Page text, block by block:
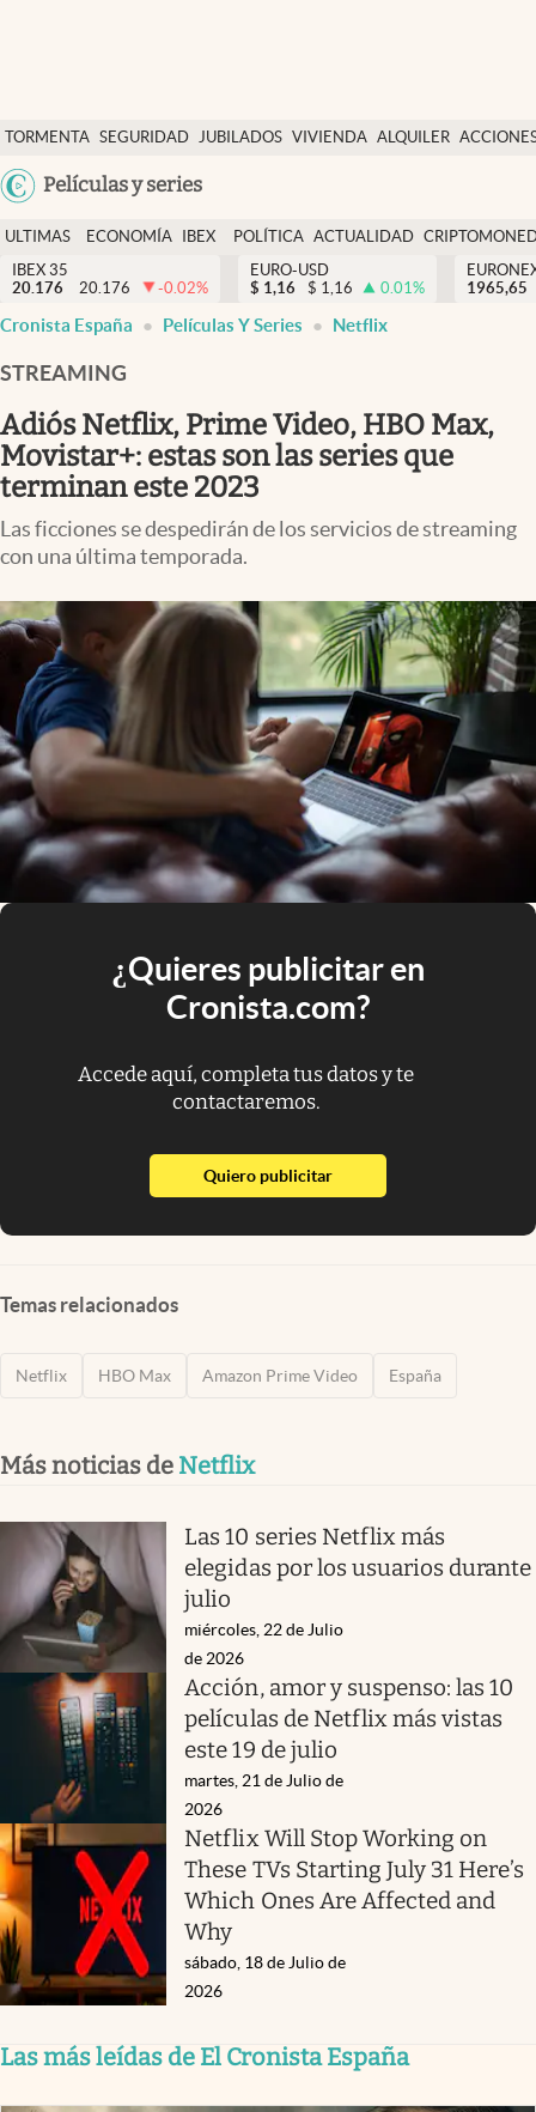
TORMENTA SEGURIDAD JUBILADOS VIVIENDA ALQUILER
USA
Películas y series
Economía y finanzas
Política
Actualidad
Criptomonedas
España
ULTIMAS
NOTICIAS
ECONOMÍA
FINANZAS
IBEX
EURO
POLÍTICA ACTUALIDAD
IBEX 35
20.176
20.176 -0.02%
EURO-USD
$ 1,16 $ 1,16 0.01%
1965,65
Cronista España Películas Y Series Netflix
STREAMING
Adiós Netflix, Prime Video, HBO Max,
Movistar+: estas son las series que
terminan este 2023
Las ficciones se despedirán de los servicios de streaming
con una última temporada.
¿Quieres publicitar en
Cronista.com?
Accede aquí, completa tus datos y te
contactaremos.
Quiero publicitarabre en nueva pestaña
Temas relacionados
Netflix HBO Max Amazon Prime Video España
Más noticias de Netflix
Las 10 series Netflix más
elegidas por los usuarios durante
julio
miércoles, 22 de Julio
de 2026
Acción, amor y suspenso: las 10
películas de Netflix más vistas
este 19 de julio
martes, 21 de Julio de
2026
Netflix Will Stop Working on
These TVs Starting July 31 Here’s
Which Ones Are Affected and
Why
sábado, 18 de Julio de
2026
Las más leídas de El Cronista España